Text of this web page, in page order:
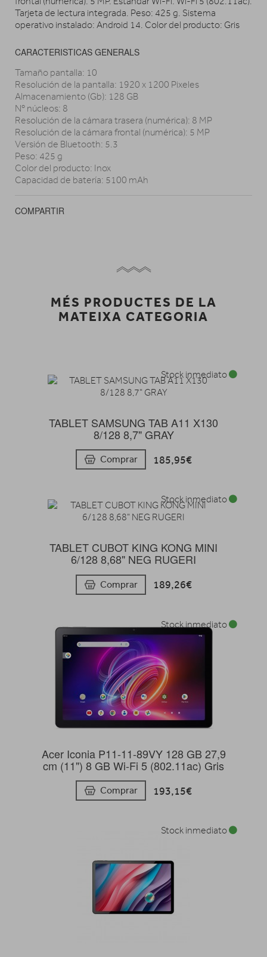
Tarjeta de lectura integrada. Peso: 425 g. Sistema
operativo instalado: Android 14. Color del producto: Gris
CARACTERISTICAS GENERALS
Tamaño pantalla: 10
Resolución de la pantalla: 1920 x 1200 Pixeles
Almacenamiento (Gb): 128 GB
Nº núcleos: 8
Resolución de la cámara trasera (numérica): 8 MP
Resolución de la cámara frontal (numérica): 5 MP
Versión de Bluetooth: 5.3
Peso: 425 g
Color del producto: Inox
Capacidad de batería: 5100 mAh
COMPARTIR
MÉS PRODUCTES DE LA
MATEIXA CATEGORIA
TABLET SAMSUNG TAB A11 X130
8/128 8,7" GRAY
Comprar 185,95€
Stock inmediato
TABLET CUBOT KING KONG MINI
6/128 8,68" NEG RUGERI
Comprar 189,26€
Stock inmediato
Acer Iconia P11-11-89VY 128 GB 27,9
cm (11") 8 GB Wi-Fi 5 (802.11ac) Gris
Comprar 193,15€
Stock inmediato
Stock inmediato